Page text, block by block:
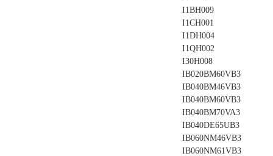
I1BH009
I1CH001
I1DH004
I1QH002
I30H008
IB020BM60VB3
IB040BM46VB3
IB040BM60VB3
IB040BM70VA3
IB040DE65UB3
IB060NM46VB3
IB060NM61VB3